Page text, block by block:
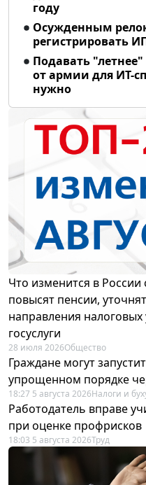
году
Осужденным
регистрировать
Подавать
от армии для ИТ-
нужно
Что изменится в России
повысят пенсии,
направления
госуслуги
28 июля 2026Общество
Граждане могут
упрощенном порядке
18:27 5 августа 2026Налоги и
Работодатель вправе
при оценке профрисков
18:03 5 августа 2026Труд